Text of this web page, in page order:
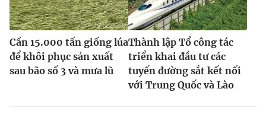
Cần 15.000 tấn giống lúa
để khôi phục sản xuất
sau bão số 3 và mưa lũ
Thành lập Tổ công tác
triển khai đầu tư các
tuyến đường sắt kết nối
với Trung Quốc và Lào